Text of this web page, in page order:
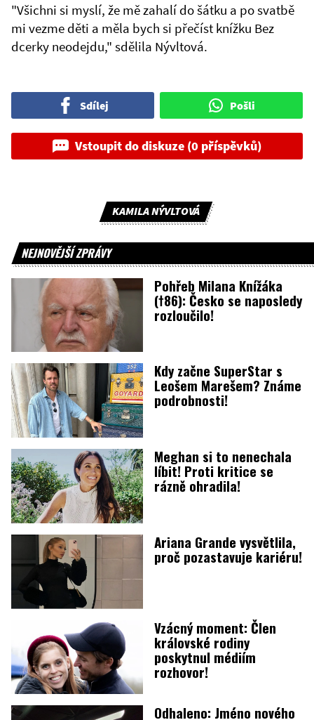
"Všichni si myslí, že mě zahalí do šátku a po svatbě
mi vezme děti a měla bych si přečíst knížku Bez
dcerky neodejdu," sdělila Nývltová.
Sdílej Pošli
Vstoupit do diskuze (0 příspěvků)
KAMILA NÝVLTOVÁ
NEJNOVĚJŠÍ ZPRÁVY
Pohřeb Milana Knížáka
(†86): Česko se naposledy
rozloučilo!
Kdy začne SuperStar s
Leošem Marešem? Známe
podrobnosti!
Meghan si to nenechala
líbit! Proti kritice se
rázně ohradila!
Ariana Grande vysvětlila,
proč pozastavuje kariéru!
Vzácný moment: Člen
královské rodiny
poskytnul médiím
rozhovor!
Odhaleno: Jméno nového